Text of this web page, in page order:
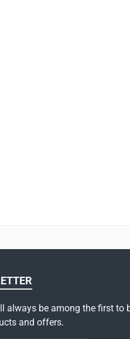
always be among the first to
and offers.